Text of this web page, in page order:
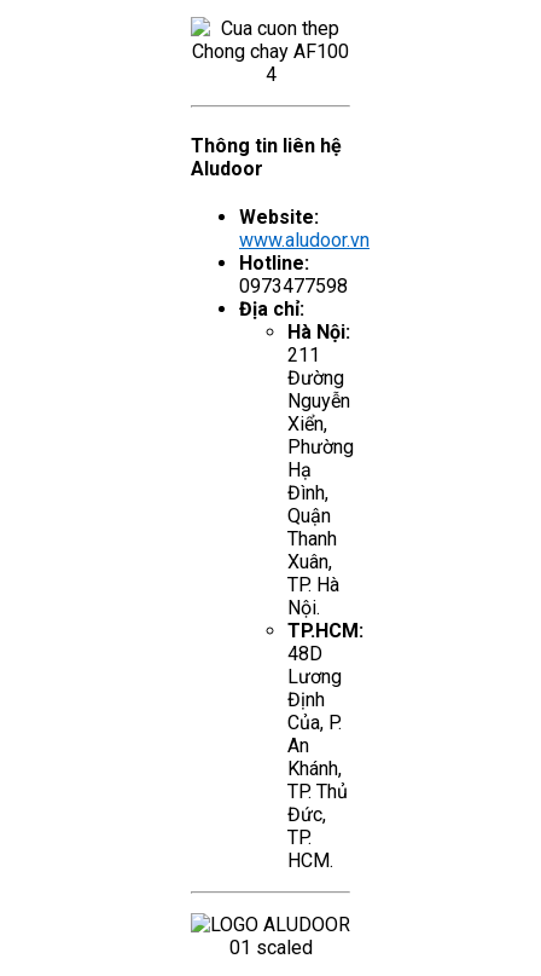
Thông tin liên hệ
Aludoor
Website:
www.aludoor.vn
Hotline:
0973477598
Địa chỉ:
Hà Nội:
211
Đường
Nguyễn
Xiển,
Phường
Hạ
Đình,
Quận
Thanh
Xuân,
TP. Hà
Nội.
TP.HCM:
48D
Lương
Định
Của, P.
An
Khánh,
TP. Thủ
Đức,
TP.
HCM.